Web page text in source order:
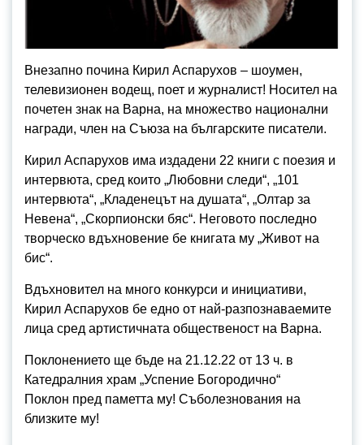
Внезапно почина Кирил Аспарухов – шоумен,
телевизионен водещ, поет и журналист! Носител на
почетен знак на Варна, на множество национални
награди, член на Съюза на българските писатели.
Кирил Аспарухов има издадени 22 книги с поезия и
интервюта, сред които „Любовни следи“, „101
интервюта“, „Кладенецът на душата“, „Олтар за
Невена“, „Скорпионски бяс“. Неговото последно
творческо вдъхновение бе книгата му „Живот на
бис“.
Вдъхновител на много конкурси и инициативи,
Кирил Аспарухов бе едно от най-разпознаваемите
лица сред артистичната общественост на Варна.
Поклонението ще бъде на 21.12.22 от 13 ч. в
Катедралния храм „Успение Богородично“
Поклон пред паметта му! Съболезнования на
близките му!